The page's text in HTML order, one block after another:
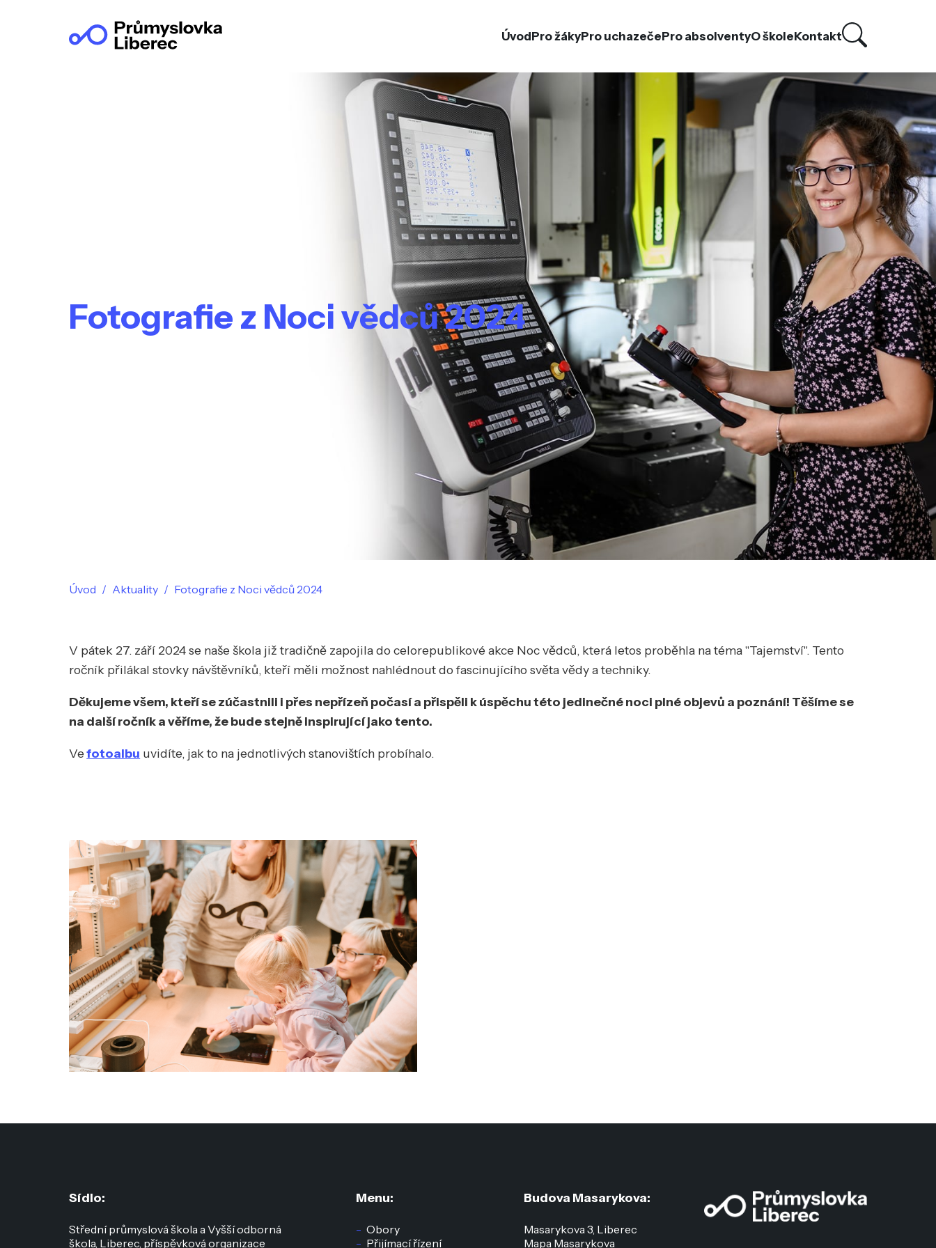
ÚvodPro žákyPro uchazečePro absolventyO školeKontakt
Fotografie z Noci vědců 2024
Úvod Aktuality Fotografie z Noci vědců 2024
V pátek 27. září 2024 se naše škola již tradičně zapojila do celorepublikové akce Noc vědců, která letos proběhla na téma "Tajemství". Tento
ročník přilákal stovky návštěvníků, kteří měli možnost nahlédnout do fascinujícího světa vědy a techniky.
Děkujeme všem, kteří se zúčastnili i přes nepřízeň počasí a přispěli k úspěchu této jedinečné noci plné objevů a poznání! Těšíme se
na další ročník a věříme, že bude stejně inspirující jako tento.
Ve fotoalbu uvidíte, jak to na jednotlivých stanovištích probíhalo.
Sídlo:
Střední průmyslová škola a Vyšší odborná
škola, Liberec, příspěvková organizace
Menu:
Obory
Přijímací řízení
Budova Masarykova:
Masarykova 3, Liberec
Mapa Masarykova